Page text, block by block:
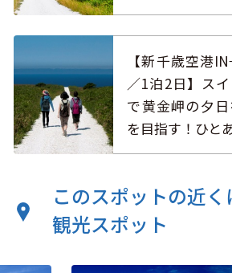
【新千歳空港
／1泊2日】ス
で黄金岬の夕
を目指す！ひと
このスポットの近く
観光スポット